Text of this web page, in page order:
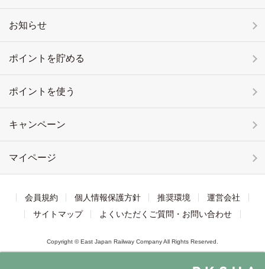
お知らせ
ポイントを貯める
ポイントを使う
キャンペーン
マイページ
会員規約 個人情報保護方針 推奨環境
運営会社
サイトマップ
よくいただくご質問・お問い合わせ
Copyright © East Japan Railway Company All Rights Reserved.